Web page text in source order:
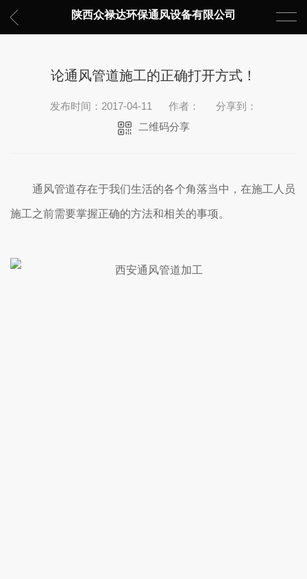
陕西众禄达环保通风设备有限公司
论通风管道施工的正确打开方式！
发布时间：2017-04-11 作者：
分享到：
二维码分享
通风管道存在于我们生活的各个角落当中，在施工人员
施工之前需要掌握正确的方法和相关的事项。